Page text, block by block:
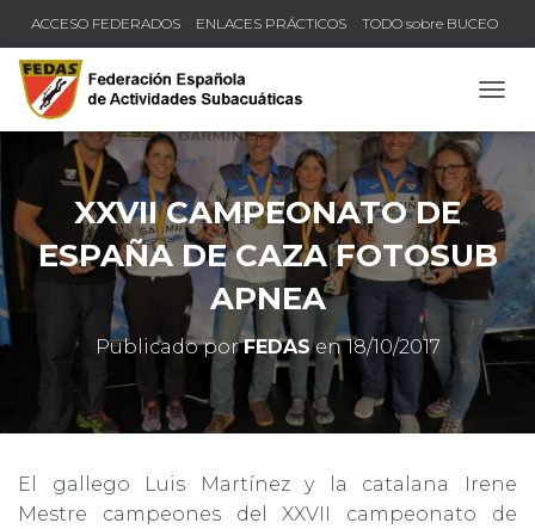
ACCESO FEDERADOS ENLACES PRÁCTICOS TODO sobre BUCEO
COMPRUEBA TU TÍTULO Y LICENCIA
XXVII CAMPEONATO DE
ESPAÑA DE CAZA FOTOSUB
APNEA
Publicado porFEDASen18/10/2017
El gallego Luis Martínez y la catalana Irene
Mestre campeones del XXVII campeonato de